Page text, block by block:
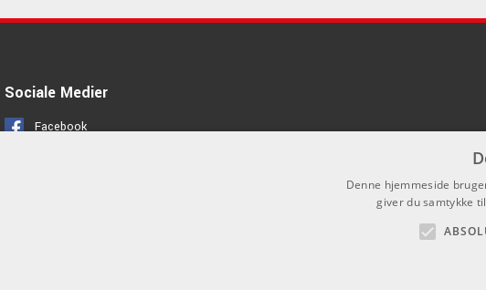
ARTIKELNUMMER 4821312
Sociale Medier
Facebook
Denne hjemmeside
giver du samtykke